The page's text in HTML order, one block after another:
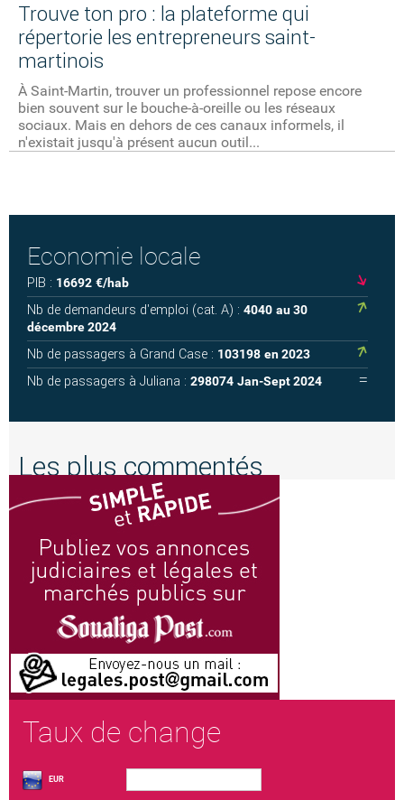
Trouve ton pro : la plateforme qui
répertorie les entrepreneurs saint-
martinois
À Saint-Martin, trouver un professionnel repose encore
bien souvent sur le bouche-à-oreille ou les réseaux
sociaux. Mais en dehors de ces canaux informels, il
n'existait jusqu'à présent aucun outil...
Economie locale
PIB : 16692 €/hab
Nb de demandeurs d'emploi (cat. A) : 4040 au 30
décembre 2024
Nb de passagers à Grand Case : 103198 en 2023
Nb de passagers à Juliana : 298074 Jan-Sept 2024
Les plus commentés
Taux de change
EUR